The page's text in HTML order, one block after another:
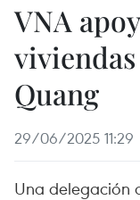
VNA
Quang
29/06/2025 11:29
Una delegación